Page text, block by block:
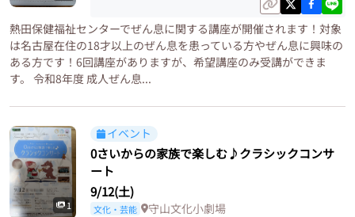
熱田保健福祉センターでぜん息に関する講座が開催されます！対象
は名古屋在住の18才以上のぜん息を患っている方やぜん息に興味の
ある方です！6回講座がありますが、希望講座のみ受講ができま
す。 令和8年度 成人ぜん息...
1
イベント
0さいからの家族で楽しむ♪クラシックコンサ
ート
9/12(土)
文化・芸能 守山文化小劇場